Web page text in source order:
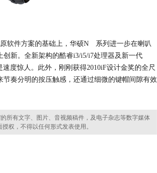
软件方案的基础上，华硕N 系列进一步在喇叭
新。全新架构的酷睿i3/i5/i7处理器及新一代
度惊人。此外，刚刚获得2010iF设计金奖的全尺
奏分明的按压触感，还通过细微的键帽间隙有效
有文字、图片、音视频稿件，及电子杂志等数字媒体
权，不得以任何形式发表使用。